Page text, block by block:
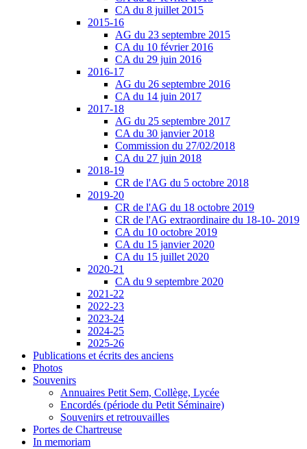
CA du 8 juillet 2015
2015-16
AG du 23 septembre 2015
CA du 10 février 2016
CA du 29 juin 2016
2016-17
AG du 26 septembre 2016
CA du 14 juin 2017
2017-18
AG du 25 septembre 2017
CA du 30 janvier 2018
Commission du 27/02/2018
CA du 27 juin 2018
2018-19
CR de l'AG du 5 octobre 2018
2019-20
CR de l'AG du 18 octobre 2019
CR de l'AG extraordinaire du 18-10- 2019
CA du 10 octobre 2019
CA du 15 janvier 2020
CA du 15 juillet 2020
2020-21
CA du 9 septembre 2020
2021-22
2022-23
2023-24
2024-25
2025-26
Publications et écrits des anciens
Photos
Souvenirs
Annuaires Petit Sem, Collège, Lycée
Encordés (période du Petit Séminaire)
Souvenirs et retrouvailles
Portes de Chartreuse
In memoriam